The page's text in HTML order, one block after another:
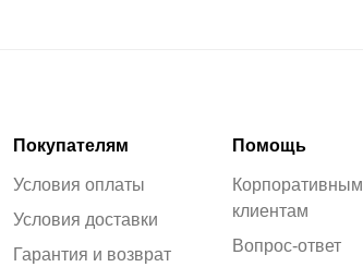
Покупателям
Условия оплаты
Условия доставки
Гарантия и возврат
Помощь
Корпоративным
клиентам
Вопрос-ответ